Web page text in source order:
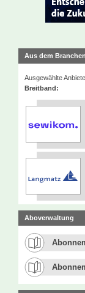
Aus dem
Ausgewählte
Breitband:
Aboverwaltung